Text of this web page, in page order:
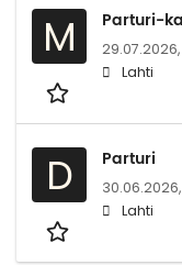
M Parturi-
29.07.2026,
Lahti
D Parturi
30.06.2026,
Lahti